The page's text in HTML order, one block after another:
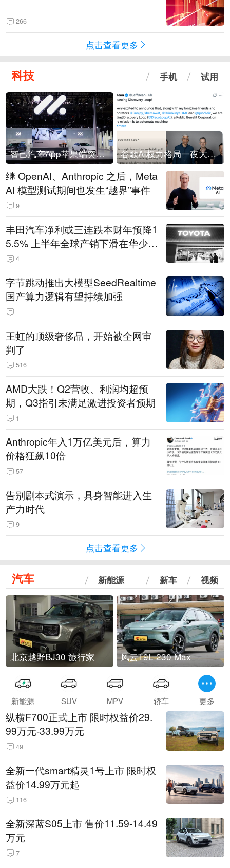
266
点击查看更多
科技 手机 试用
智己汽车App苹果端突然“下架” 谷歌AI权力格局一夜大洗牌
继 OpenAI、Anthropic 之后，Meta
AI 模型测试期间也发生“越界”事件
9
丰田汽车净利或三连跌本财年预降1
5.5% 上半年全球产销下滑在华少卖
14.3万辆
4
字节跳动推出大模型SeedRealtime
国产算力逻辑有望持续加强
王虹的顶级奢侈品，开始被全网审
判了
516
AMD大跌！Q2营收、利润均超预
期，Q3指引未满足激进投资者预期
1
Anthropic年入1万亿美元后，算力
价格狂飙10倍
57
告别剧本式演示，具身智能进入生
产力时代
9
点击查看更多
汽车 新能源 新车 视频
北京越野BJ30 旅行家 风云T9L 230 Max
新能源 SUV MPV 轿车 更多
纵横F700正式上市 限时权益价29.
99万元-33.99万元
49
全新一代smart精灵1号上市 限时权
益价14.99万元起
116
全新深蓝S05上市 售价11.59-14.49
万元
7